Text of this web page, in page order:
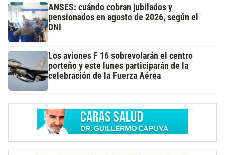
ANSES: cuándo cobran jubilados y
pensionados en agosto de 2026, según el
DNI
Los aviones F 16 sobrevolarán el centro
porteño y este lunes participarán de la
celebración de la Fuerza Aérea